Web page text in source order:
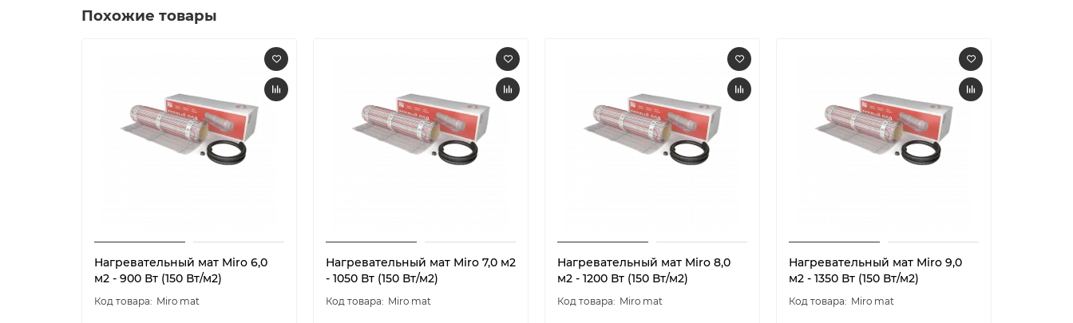
Похожие товары
Нагревательный мат Miro 6,0
м2 - 900 Вт (150 Вт/м2)
Miro mat
Нагревательный мат Miro 7,0 м2
- 1050 Вт (150 Вт/м2)
Miro mat
Нагревательный мат Miro 8,0
м2 - 1200 Вт (150 Вт/м2)
Miro mat
Нагревательный мат Miro 9,0
м2 - 1350 Вт (150 Вт/м2)
Miro mat